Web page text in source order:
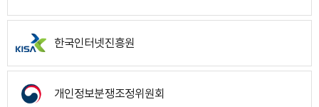
한국인터넷진흥원
개인정보분쟁조정위원회